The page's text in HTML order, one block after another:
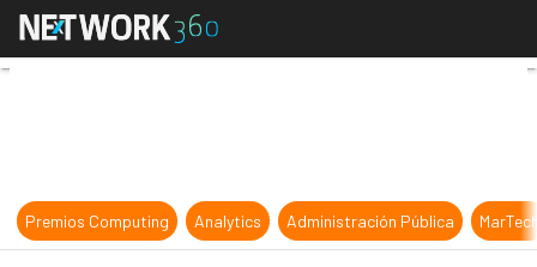
El sector de los contenidos
Premios Computing Analytics Administración Pública